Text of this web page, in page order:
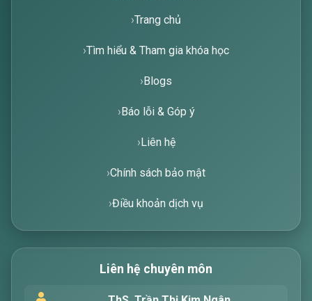
Xin chào! Tôi là trợ lý ảo, sẵn sàng hỗ trợ bạn
tìm kiếm các bài viết về văn học. Hãy nhập từ
khóa mà bạn quan tâm, tôi sẽ giúp bạn ngay
Trang chủ
Tìm hiểu & Tham gia khóa học
Blogs
Báo lỗi & Góp ý
Liên hệ
Chính sách bảo mật
Điều khoản dịch vụ
Liên hệ chuyên môn